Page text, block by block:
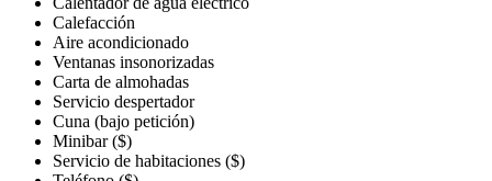
Calefacción
Aire acondicionado
Ventanas insonorizadas
Carta de almohadas
Servicio despertador
Cuna (bajo petición)
Minibar ($)
Servicio de habitaciones ($)